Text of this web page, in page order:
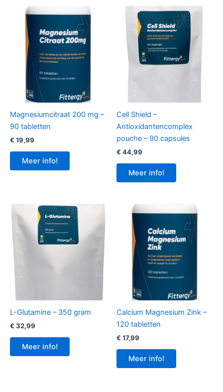
Magnesiumcitraat 200 mg –
90 tabletten
€ 19,99
Meer info!
Cell Shield –
Antioxidantencomplex
pouche – 90 capsules
€ 44,99
Meer info!
L-Glutamine – 350 gram
€ 32,99
Meer info!
Calcium Magnesium Zink –
120 tabletten
€ 17,99
Meer info!